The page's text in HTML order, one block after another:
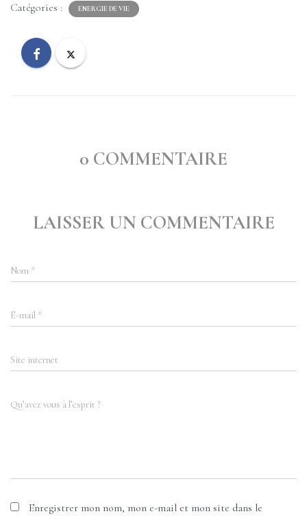
Catégories : ENERGIE DE VIE
0 COMMENTAIRE
LAISSER UN COMMENTAIRE
Nom *
E-mail *
Site internet
Qu’avez vous à l’esprit ?
Enregistrer mon nom, mon e-mail et mon site dans le